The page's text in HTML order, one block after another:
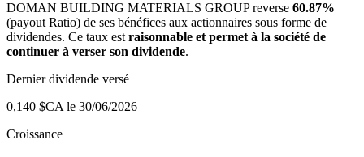
DOMAN BUILDING MATERIALS GROUP reverse 60.87%
(payout Ratio) de ses bénéfices aux actionnaires sous forme de
dividendes. Ce taux est raisonnable et permet à la société de
continuer à verser son dividende.
Dernier dividende versé
0,140 $CA le 30/06/2026
Croissance